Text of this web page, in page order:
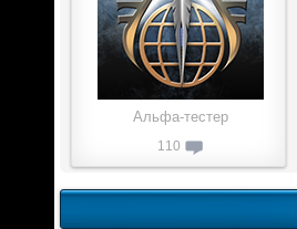
Альфа-тестер
110